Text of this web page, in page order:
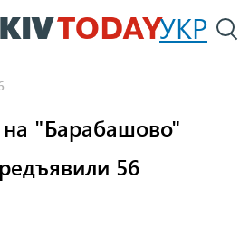
Перейти
к
УКР
"Барабашово"
56